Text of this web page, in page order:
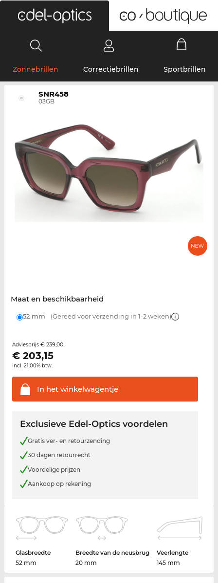
Zonnebrillen Correctiebrillen Sportbrillen
SNR458
03GB
Maat en beschikbaarheid
52 mm (Gereed voor verzending in 1-2 weken)
Adviesprijs € 239,00
€ 203,15
incl. 21.00% btw.
In hetwinkelwagentje
Exclusieve Edel-Optics voordelen
Gratis ver- en retourzending
30 dagen retourrecht
Voordelige prijzen
Aankoop op rekening
Glasbreedte
52 mm
Breedte van de neusbrug
20 mm
Veerlengte
145 mm